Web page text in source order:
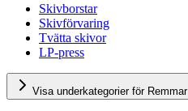
Skivborstar
Skivförvaring
Tvätta skivor
LP-press
Visa underkategorier för Remmar